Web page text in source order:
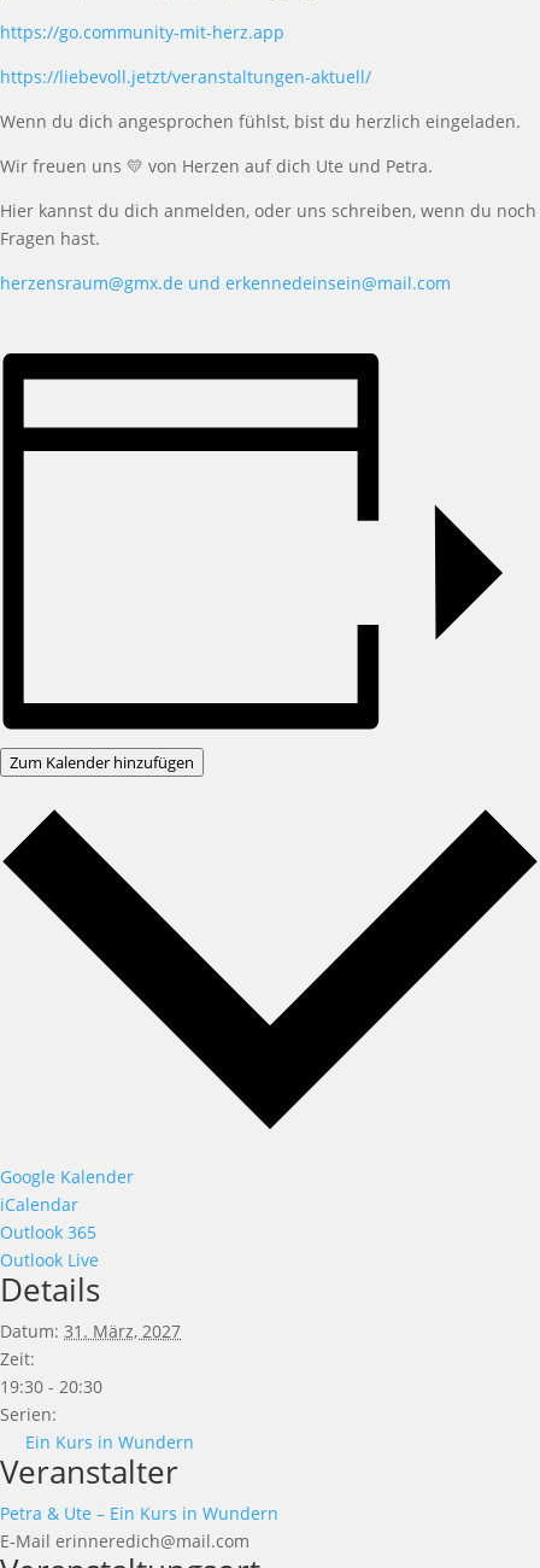
https://go.community-mit-herz.app
https://liebevoll.jetzt/veranstaltungen-aktuell/
Wenn du dich angesprochen fühlst, bist du herzlich eingeladen.
Wir freuen uns 💛 von Herzen auf dich Ute und Petra.
Hier kannst du dich anmelden, oder uns schreiben, wenn du noch
Fragen hast.
herzensraum@gmx.de und erkennedeinsein@mail.com
Zum Kalender hinzufügen
Google Kalender
iCalendar
Outlook 365
Outlook Live
Details
Datum: 31. März, 2027
Zeit:
19:30 - 20:30
Serien:
Ein Kurs in Wundern
Veranstalter
Petra & Ute – Ein Kurs in Wundern
E-Mail erinneredich@mail.com